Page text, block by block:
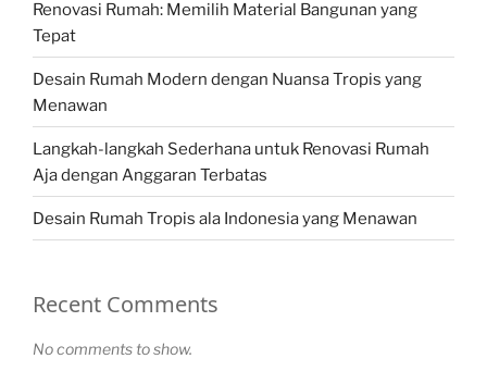
Renovasi Rumah: Memilih Material Bangunan yang
Tepat
Desain Rumah Modern dengan Nuansa Tropis yang
Menawan
Langkah-langkah Sederhana untuk Renovasi Rumah
Aja dengan Anggaran Terbatas
Desain Rumah Tropis ala Indonesia yang Menawan
Recent Comments
No comments to show.